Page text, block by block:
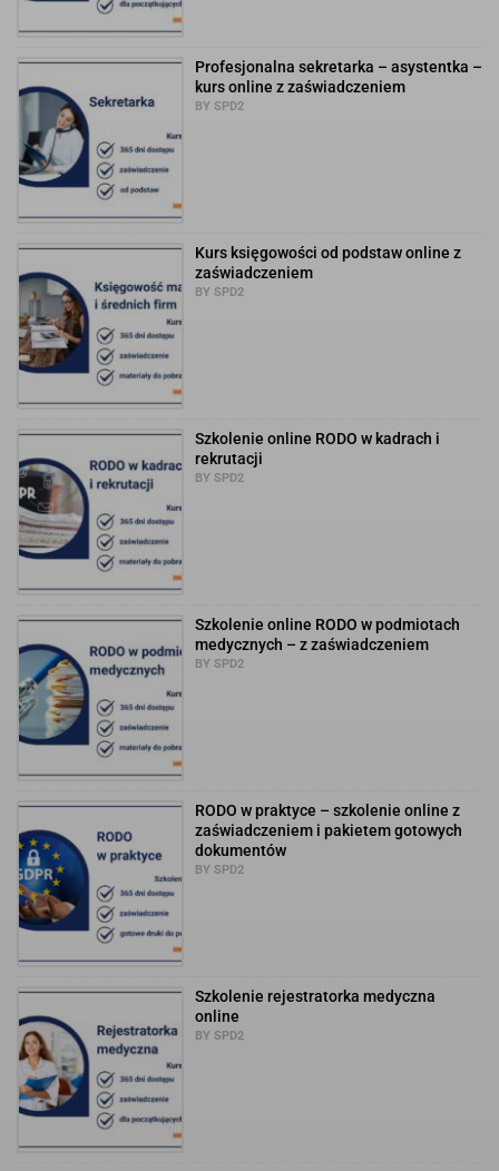
Profesjonalna sekretarka – asystentka –
kurs online z zaświadczeniem
BY SPD2
Kurs księgowości od podstaw online z
zaświadczeniem
BY SPD2
Szkolenie online RODO w kadrach i
rekrutacji
BY SPD2
Szkolenie online RODO w podmiotach
medycznych – z zaświadczeniem
BY SPD2
RODO w praktyce – szkolenie online z
zaświadczeniem i pakietem gotowych
dokumentów
BY SPD2
Szkolenie rejestratorka medyczna
online
BY SPD2